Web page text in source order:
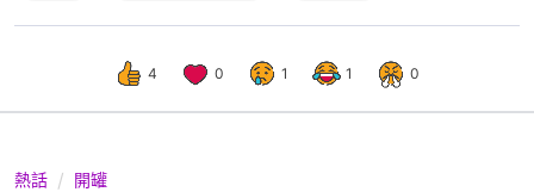
4 0 1 1 0
熱話 開罐